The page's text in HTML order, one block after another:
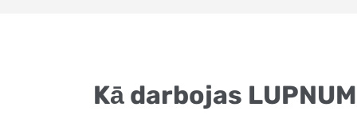
Kā darbojas